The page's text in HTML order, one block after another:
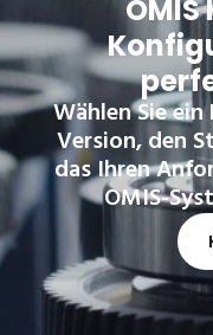
Wählen Sie
Version, den
das Ihren
OMIS-